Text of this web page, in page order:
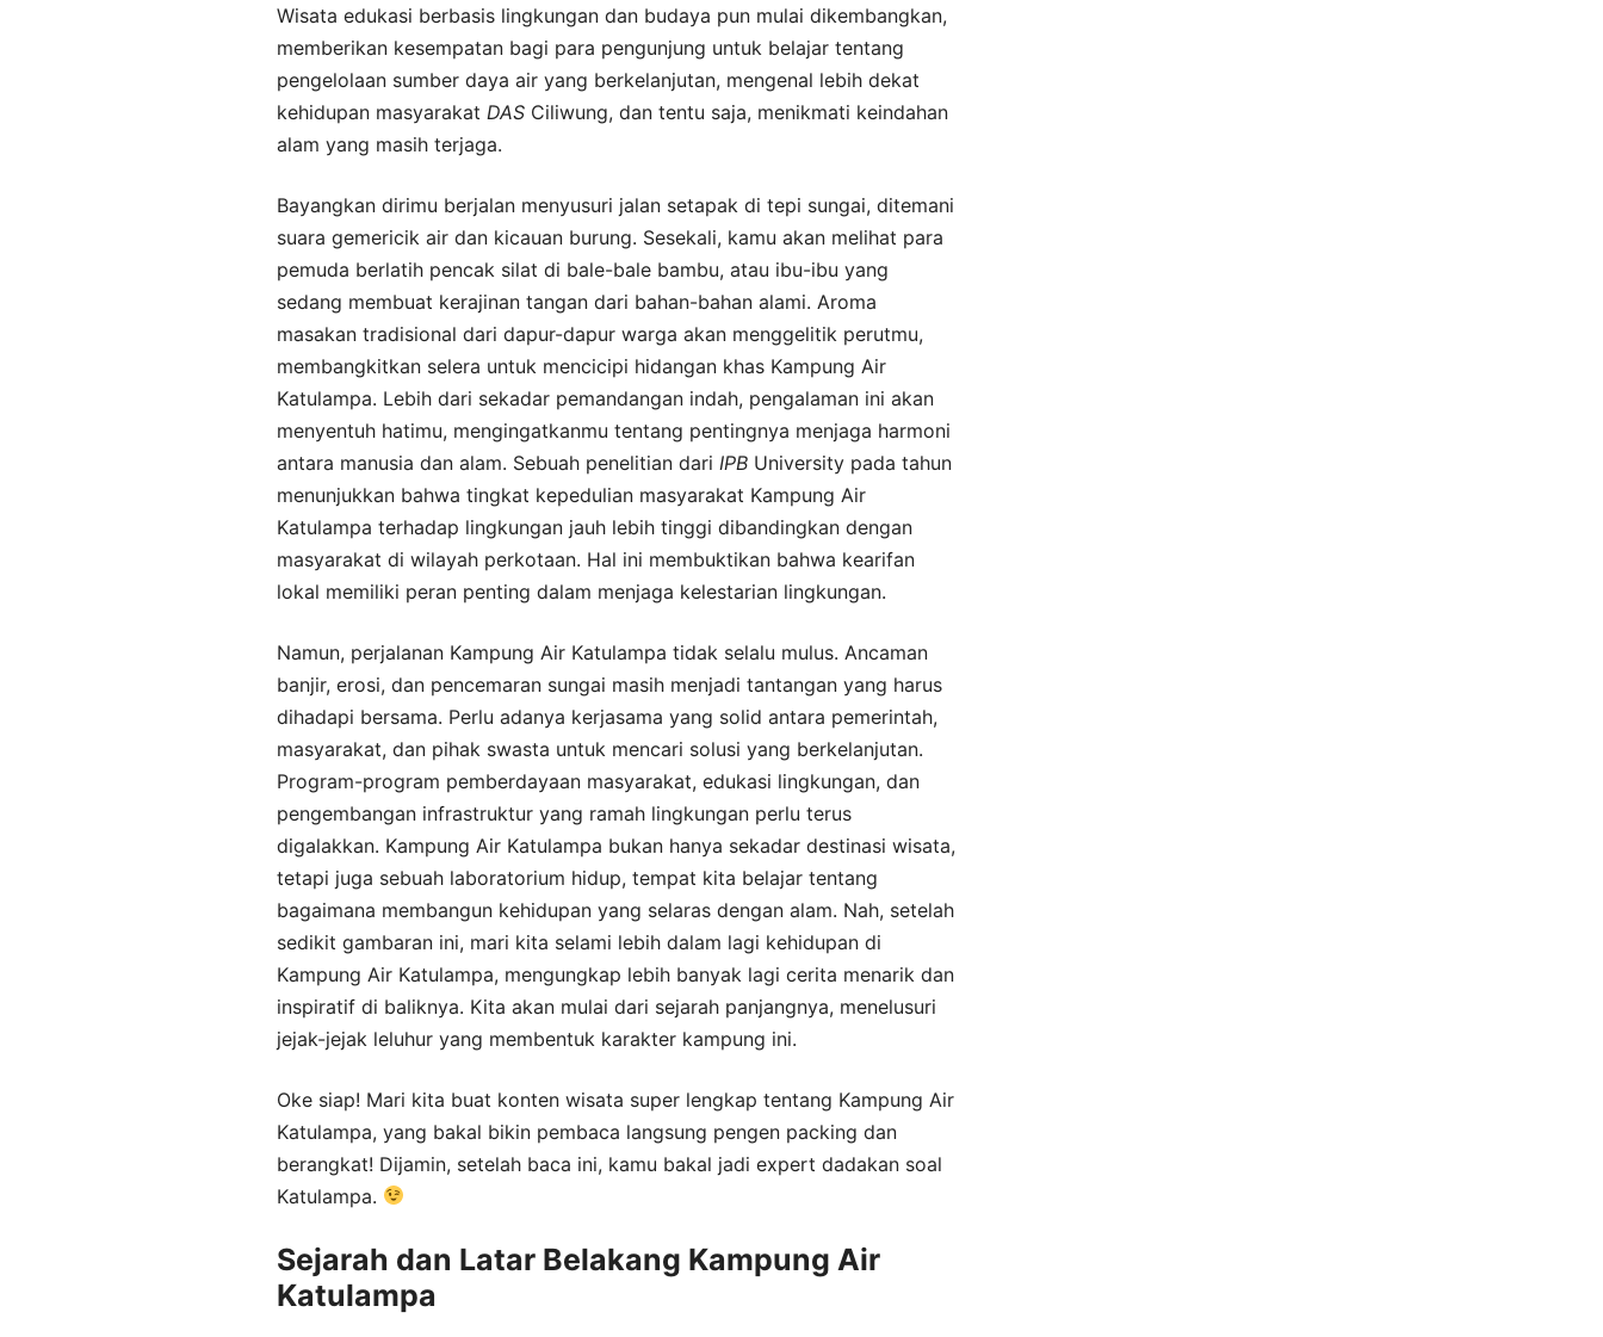
Wisata edukasi berbasis lingkungan dan budaya pun mulai dikembangkan,
memberikan kesempatan bagi para pengunjung untuk belajar tentang
pengelolaan sumber daya air yang berkelanjutan, mengenal lebih dekat
kehidupan masyarakat DAS Ciliwung, dan tentu saja, menikmati keindahan
alam yang masih terjaga.
Bayangkan dirimu berjalan menyusuri jalan setapak di tepi sungai, ditemani
suara gemericik air dan kicauan burung. Sesekali, kamu akan melihat para
pemuda berlatih pencak silat di bale-bale bambu, atau ibu-ibu yang
sedang membuat kerajinan tangan dari bahan-bahan alami. Aroma
masakan tradisional dari dapur-dapur warga akan menggelitik perutmu,
membangkitkan selera untuk mencicipi hidangan khas Kampung Air
Katulampa. Lebih dari sekadar pemandangan indah, pengalaman ini akan
menyentuh hatimu, mengingatkanmu tentang pentingnya menjaga harmoni
antara manusia dan alam. Sebuah penelitian dari IPB University pada tahun
menunjukkan bahwa tingkat kepedulian masyarakat Kampung Air
Katulampa terhadap lingkungan jauh lebih tinggi dibandingkan dengan
masyarakat di wilayah perkotaan. Hal ini membuktikan bahwa kearifan
lokal memiliki peran penting dalam menjaga kelestarian lingkungan.
Namun, perjalanan Kampung Air Katulampa tidak selalu mulus. Ancaman
banjir, erosi, dan pencemaran sungai masih menjadi tantangan yang harus
dihadapi bersama. Perlu adanya kerjasama yang solid antara pemerintah,
masyarakat, dan pihak swasta untuk mencari solusi yang berkelanjutan.
Program-program pemberdayaan masyarakat, edukasi lingkungan, dan
pengembangan infrastruktur yang ramah lingkungan perlu terus
digalakkan. Kampung Air Katulampa bukan hanya sekadar destinasi wisata,
tetapi juga sebuah laboratorium hidup, tempat kita belajar tentang
bagaimana membangun kehidupan yang selaras dengan alam. Nah, setelah
sedikit gambaran ini, mari kita selami lebih dalam lagi kehidupan di
Kampung Air Katulampa, mengungkap lebih banyak lagi cerita menarik dan
inspiratif di baliknya. Kita akan mulai dari sejarah panjangnya, menelusuri
jejak-jejak leluhur yang membentuk karakter kampung ini.
Oke siap! Mari kita buat konten wisata super lengkap tentang Kampung Air
Katulampa, yang bakal bikin pembaca langsung pengen packing dan
berangkat! Dijamin, setelah baca ini, kamu bakal jadi expert dadakan soal
Katulampa.
Sejarah dan Latar Belakang Kampung Air
Katulampa